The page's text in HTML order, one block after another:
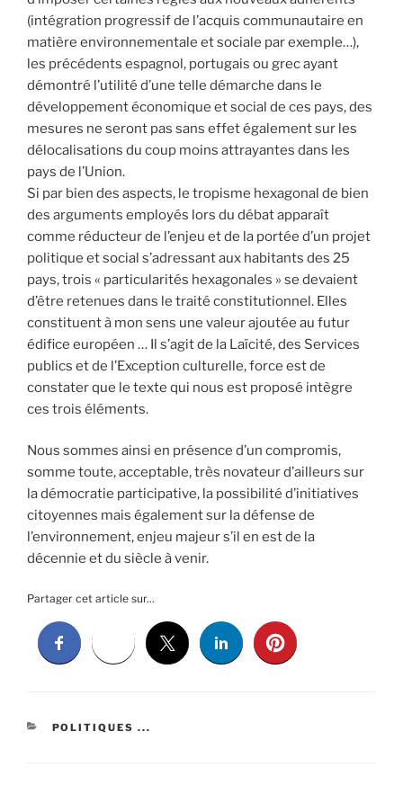
(intégration progressif de l’acquis communautaire en
matière environnementale et sociale par exemple…),
les précédents espagnol, portugais ou grec ayant
démontré l’utilité d’une telle démarche dans le
développement économique et social de ces pays, des
mesures ne seront pas sans effet également sur les
délocalisations du coup moins attrayantes dans les
pays de l’Union.
Si par bien des aspects, le tropisme hexagonal de bien
des arguments employés lors du débat apparaît
comme réducteur de l’enjeu et de la portée d’un projet
politique et social s’adressant aux habitants des 25
pays, trois « particularités hexagonales » se devaient
d’être retenues dans le traité constitutionnel. Elles
constituent à mon sens une valeur ajoutée au futur
édifice européen … Il s’agit de la Laïcité, des Services
publics et de l’Exception culturelle, force est de
constater que le texte qui nous est proposé intègre
ces trois éléments.
Nous sommes ainsi en présence d’un compromis,
somme toute, acceptable, très novateur d’ailleurs sur
la démocratie participative, la possibilité d’initiatives
citoyennes mais également sur la défense de
l’environnement, enjeu majeur s’il en est de la
décennie et du siècle à venir.
Partager cet article sur...
CATÉGORIES
POLITIQUES ...